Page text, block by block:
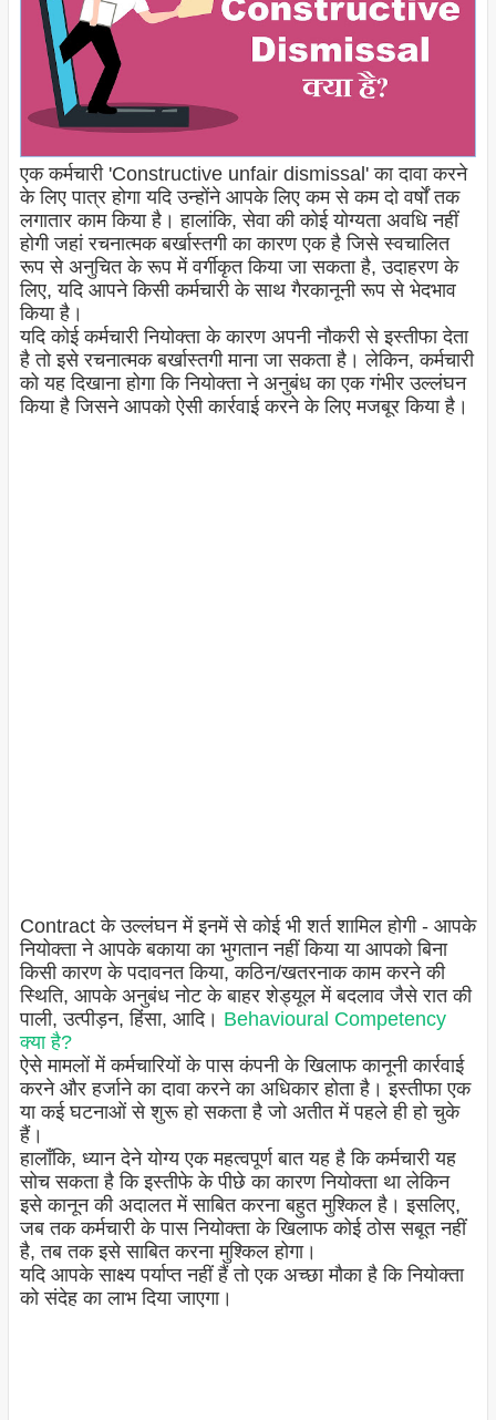
एक कर्मचारी 'Constructive unfair dismissal' का दावा करने
के लिए पात्र होगा यदि उन्होंने आपके लिए कम से कम दो वर्षों तक
लगातार काम किया है। हालांकि, सेवा की कोई योग्यता अवधि नहीं
होगी जहां रचनात्मक बर्खास्तगी का कारण एक है जिसे स्वचालित
रूप से अनुचित के रूप में वर्गीकृत किया जा सकता है, उदाहरण के
लिए, यदि आपने किसी कर्मचारी के साथ गैरकानूनी रूप से भेदभाव
किया है।
यदि कोई कर्मचारी नियोक्ता के कारण अपनी नौकरी से इस्तीफा देता
है तो इसे रचनात्मक बर्खास्तगी माना जा सकता है। लेकिन, कर्मचारी
को यह दिखाना होगा कि नियोक्ता ने अनुबंध का एक गंभीर उल्लंघन
किया है जिसने आपको ऐसी कार्रवाई करने के लिए मजबूर किया है।
Contract के उल्लंघन में इनमें से कोई भी शर्त शामिल होगी - आपके
नियोक्ता ने आपके बकाया का भुगतान नहीं किया या आपको बिना
किसी कारण के पदावनत किया, कठिन/खतरनाक काम करने की
स्थिति, आपके अनुबंध नोट के बाहर शेड्यूल में बदलाव जैसे रात की
पाली, उत्पीड़न, हिंसा, आदि। Behavioural Competency
क्या है?
ऐसे मामलों में कर्मचारियों के पास कंपनी के खिलाफ कानूनी कार्रवाई
करने और हर्जाने का दावा करने का अधिकार होता है। इस्तीफा एक
या कई घटनाओं से शुरू हो सकता है जो अतीत में पहले ही हो चुके
हैं।
हालाँकि, ध्यान देने योग्य एक महत्वपूर्ण बात यह है कि कर्मचारी यह
सोच सकता है कि इस्तीफे के पीछे का कारण नियोक्ता था लेकिन
इसे कानून की अदालत में साबित करना बहुत मुश्किल है। इसलिए,
जब तक कर्मचारी के पास नियोक्ता के खिलाफ कोई ठोस सबूत नहीं
है, तब तक इसे साबित करना मुश्किल होगा।
यदि आपके साक्ष्य पर्याप्त नहीं हैं तो एक अच्छा मौका है कि नियोक्ता
को संदेह का लाभ दिया जाएगा।